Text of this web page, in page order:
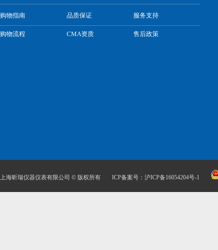
购物指南
购物流程
品质保证
CMA资质
服务支持
售后政策
上海昕瑞仪器仪表有限公司 © 版权所有 ICP备案号：沪ICP备16054204号-1